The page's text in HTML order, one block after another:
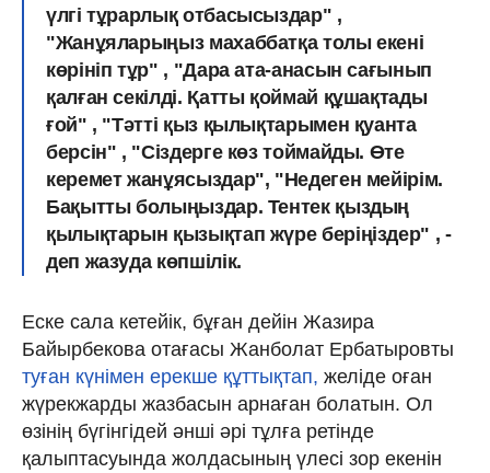
үлгі тұрарлық отбасысыздар" ,
"Жанұяларыңыз махаббатқа толы екені
көрініп тұр" , "Дара ата-анасын сағынып
қалған секілді. Қатты қоймай құшақтады
ғой" , "Тәтті қыз қылықтарымен қуанта
берсін" , "Сіздерге көз тоймайды. Өте
керемет жанұясыздар", "Недеген мейірім.
Бақытты болыңыздар. Тентек қыздың
қылықтарын қызықтап жүре беріңіздер" , -
деп жазуда көпшілік.
Еске сала кетейік, бұған дейін Жазира
Байырбекова отағасы Жанболат Ербатыровты
туған күнімен ерекше құттықтап, желіде оған
жүрекжарды жазбасын арнаған болатын. Ол
өзінің бүгінгідей әнші әрі тұлға ретінде
қалыптасуында жолдасының үлесі зор екенін